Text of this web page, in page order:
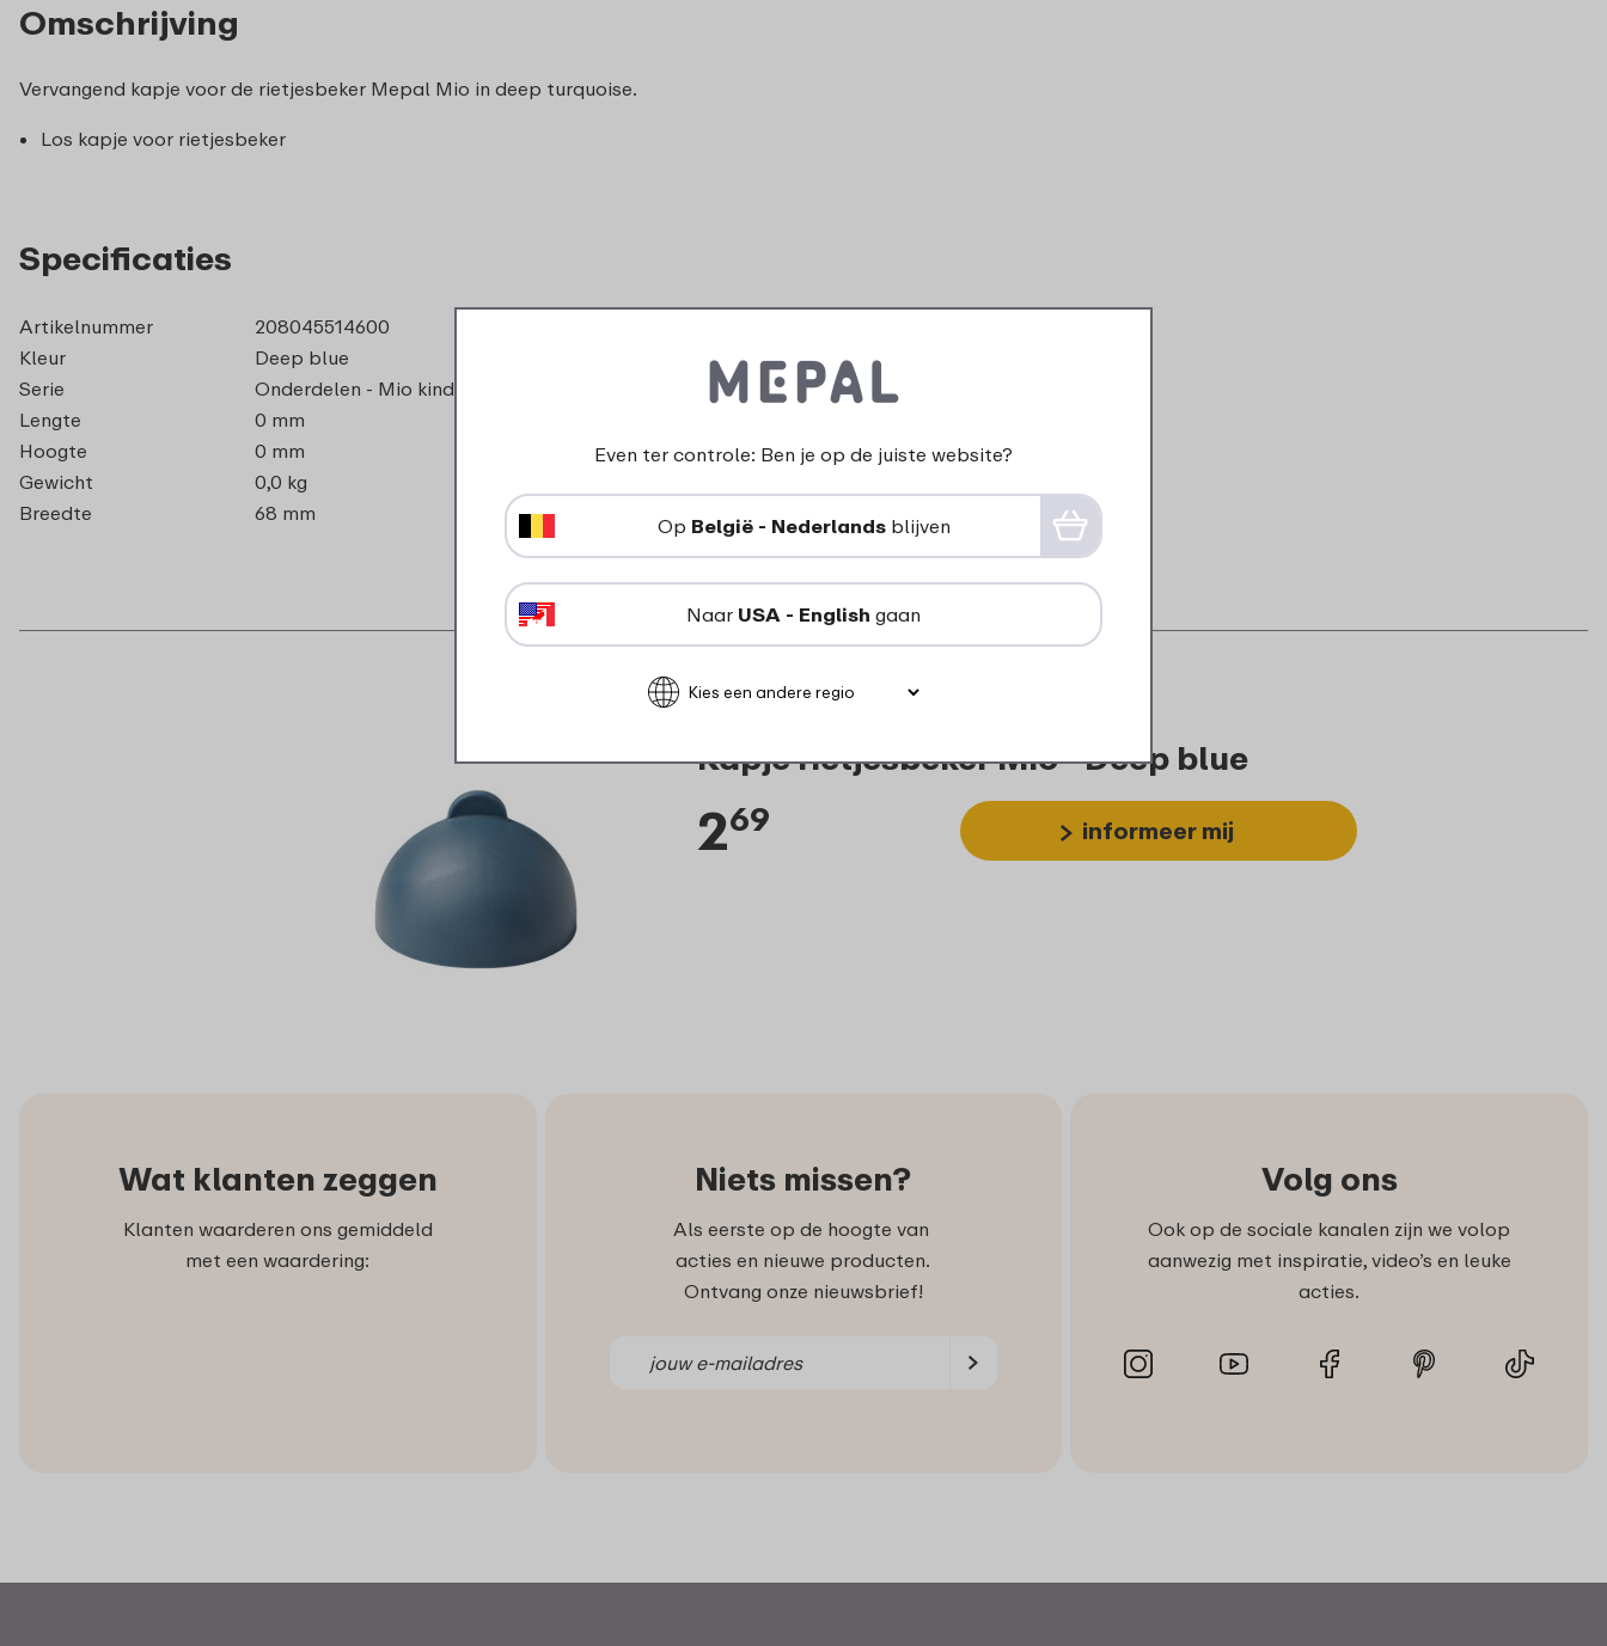
Omschrijving
Vervangend kapje voor de rietjesbeker Mepal Mio in deep turquoise.
Los kapje voor rietjesbeker
Specificaties
Artikelnummer
208045514600
Kleur
Deep blue
Serie
Onderdelen - Mio kinderservies
Lengte
0 mm
Hoogte
0 mm
Gewicht
0,0 kg
Breedte
68 mm
Kapje rietjesbeker Mio - Deep blue
269 informeer mij
Wat klanten zeggen
Klanten waarderen ons gemiddeld
met een waardering:
Niets missen?
Als eerste op de hoogte van
acties en nieuwe producten.
Ontvang onze nieuwsbrief!
Volg ons
Ook op de sociale kanalen zijn we volop
aanwezig met inspiratie, video’s en leuke
acties.
Even ter controle: Ben je op de juiste website?
Op België - Nederlandsblijven
Naar USA - English gaan